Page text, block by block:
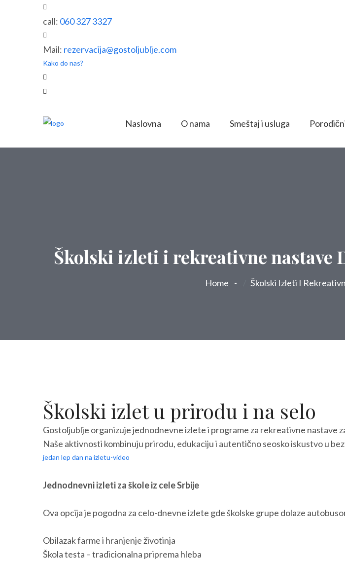
call: 060 327 3327
Mail: rezervacija@gostoljublje.com
Kako do nas?
Naslovna O nama Smeštaj i usluga
Školski izleti i rekreativne
Home Školski Izleti I
Školski izlet u prirodu i na selo
Gostoljublje organizuje jednodnevne izlete i programe za rekreativne nastave
Naše aktivnosti kombinuju prirodu, edukaciju i autentično seosko iskustvo u
jedan lep dan na izletu-video
Jednodnevni izleti za škole iz cele Srbije
Ova opcija je pogodna za celo-dnevne izlete gde školske grupe dolaze
Obilazak farme i hranjenje životinja
Škola testa – tradicionalna priprema hleba